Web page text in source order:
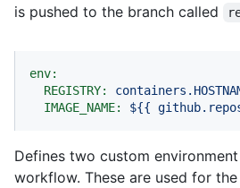
is pushed to the branch called
env:
REGISTRY:
IMAGE_NAME:
${{
Defines two custom
workflow. These are used for